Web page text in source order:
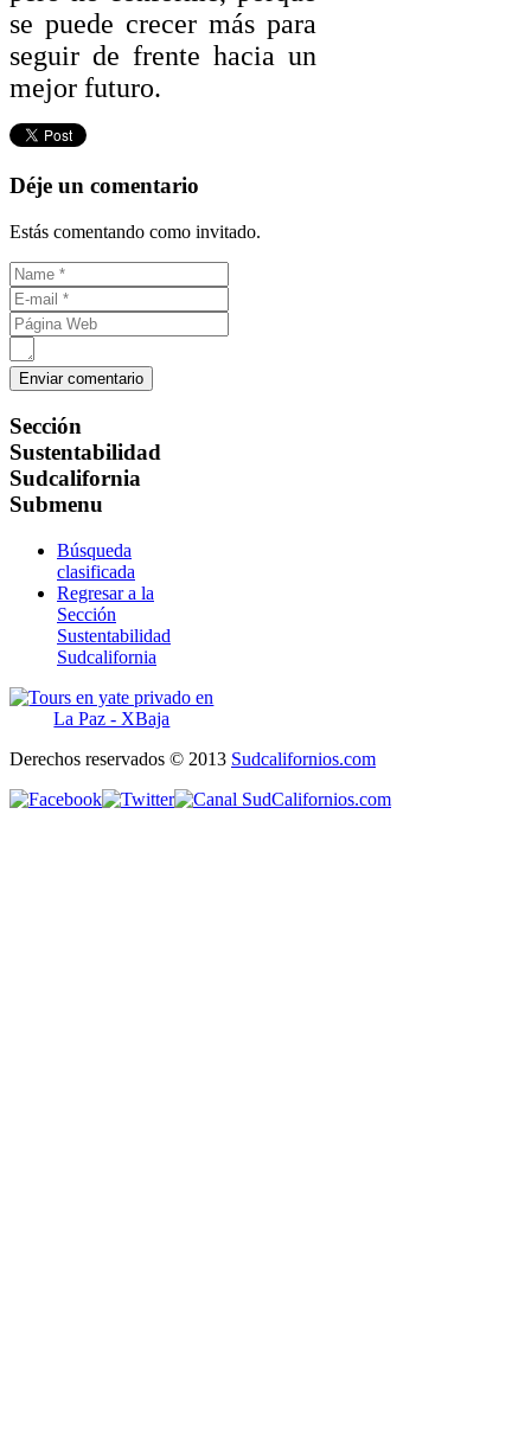
se puede crecer más para
seguir de frente hacia un
mejor futuro.
Déje un comentario
Estás comentando como invitado.
Sección
Sustentabilidad
Sudcalifornia
Submenu
Búsqueda
clasificada
Regresar a la
Sección
Sustentabilidad
Sudcalifornia
Derechos reservados © 2013 Sudcalifornios.com